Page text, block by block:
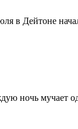
в Дейтоне
ночь мучает